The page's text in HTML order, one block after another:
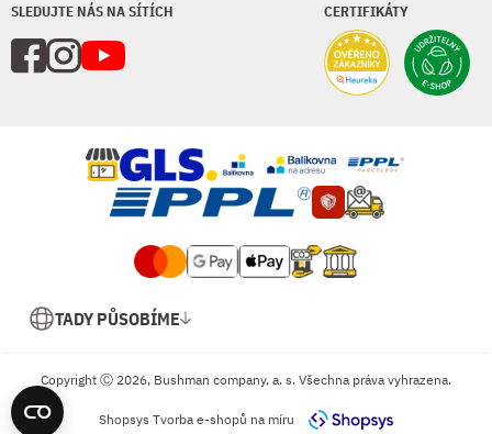
SLEDUJTE NÁS NA SÍTÍCH CERTIFIKÁTY
TADY PŮSOBÍME
Copyright Ⓒ 2026, Bushman company, a. s. Všechna práva vyhrazena.
Shopsys Tvorba e-shopů na míru